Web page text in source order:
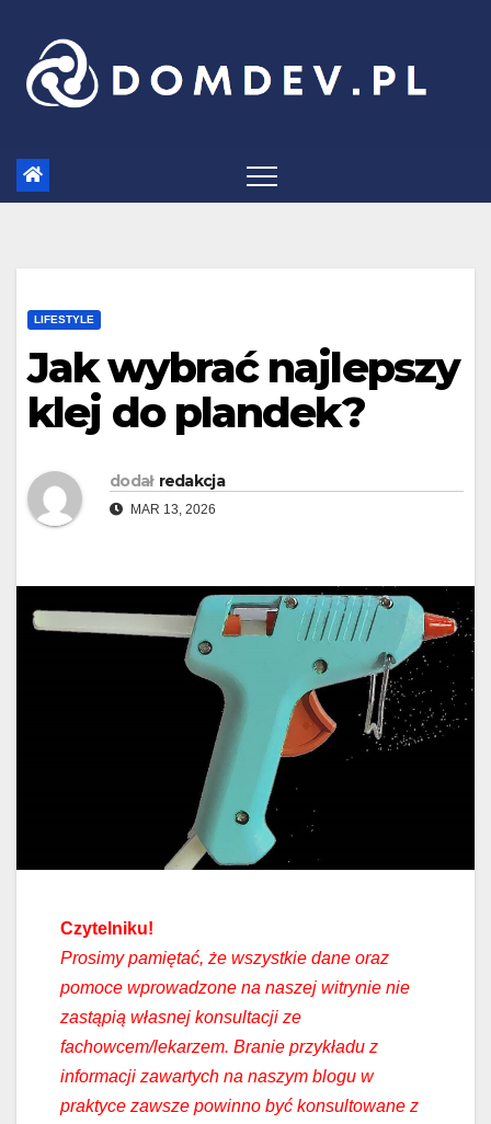
content
LIFESTYLE
Jak wybrać najlepszy
klej do plandek?
dodał redakcja
MAR 13, 2026
Czytelniku!
Prosimy pamiętać, że wszystkie dane oraz
pomoce wprowadzone na naszej witrynie nie
zastąpią własnej konsultacji ze
fachowcem/lekarzem. Branie przykładu z
informacji zawartych na naszym blogu w
praktyce zawsze powinno być konsultowane z